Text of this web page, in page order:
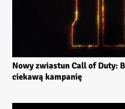
Nowy zwiastun Call of Duty:
ciekawą kampanię